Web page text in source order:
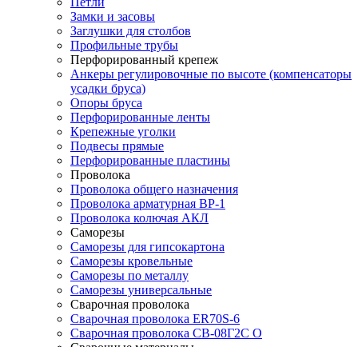
Замки и засовы
Заглушки для столбов
Профильные трубы
Перфорированный крепеж
Анкеры регулировочные по высоте (компенсаторы
усадки бруса)
Опоры бруса
Перфорированные ленты
Крепежные уголки
Подвесы прямые
Перфорированные пластины
Проволока
Проволока общего назначения
Проволока арматурная ВР-1
Проволока колючая АКЛ
Саморезы
Саморезы для гипсокартона
Саморезы кровельные
Саморезы по металлу
Саморезы универсальные
Сварочная проволока
Сварочная проволока ER70S-6
Сварочная проволока СВ-08Г2С О